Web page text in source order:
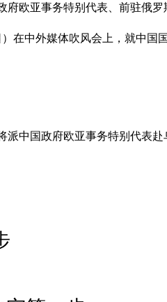
欧亚事务特别代表、前驻俄罗
在中外媒体吹风会上，就中
中国政府欧亚事务特别代表